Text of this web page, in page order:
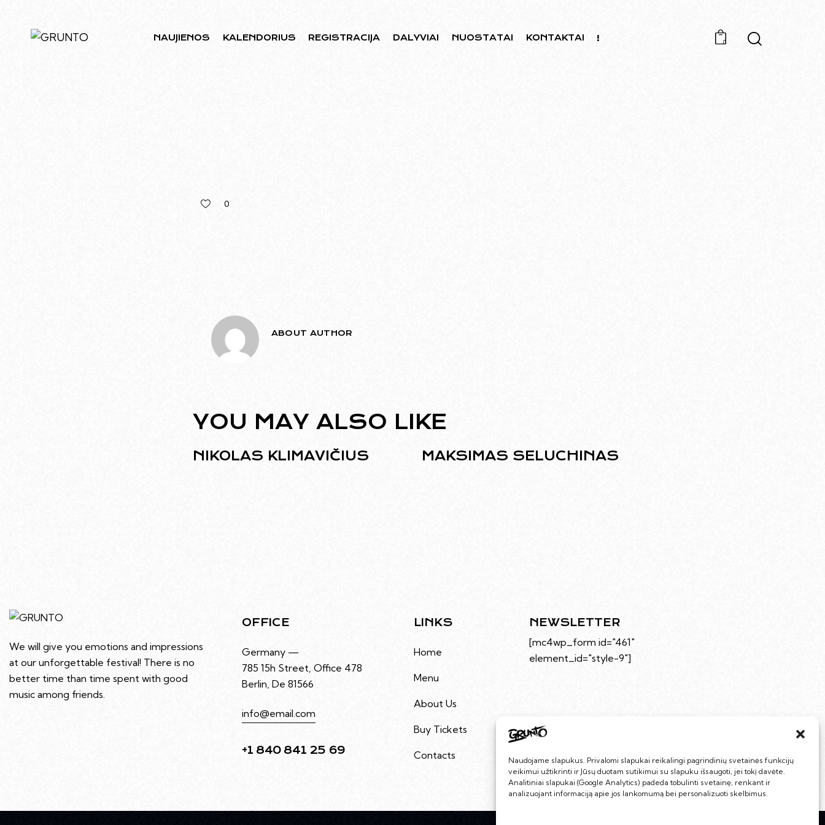
Naudojame slapukus. Privalomi slapukai reikalingi pagrindinių svetainės funkcijų
veikimui užtikrinti ir Jūsų duotam sutikimui su slapuku išsaugoti, jei tokį davėte.
Analitiniai slapukai (Google Analytics) padeda tobulinti svetainę, renkant ir
analizuojant informaciją apie jos lankomumą bei personalizuoti skelbimus.
NAUJIENOS KALENDORIUS REGISTRACIJA DALYVIAI NUOSTATAI KONTAKTAI 0
0
ABOUT AUTHOR
YOU MAY ALSO LIKE
NIKOLAS KLIMAVIČIUS MAKSIMAS SELUCHINAS
We will give you emotions and impressions
at our unforgettable festival! There is no
better time than time spent with good
music among friends.
OFFICE
Germany —
785 15h Street, Office 478
Berlin, De 81566
info@email.com
+1 840 841 25 69
LINKS
Home
Menu
About Us
Buy Tickets
Contacts
NEWSLETTER
[mc4wp_form id="461"
element_id="style-9"]